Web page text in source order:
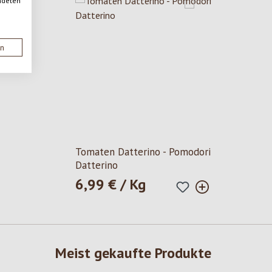
Tomaten Datterino - Pomodori
Datterino
Regulärer Preis:
6,99 € / Kg
Meist gekaufte Produkte